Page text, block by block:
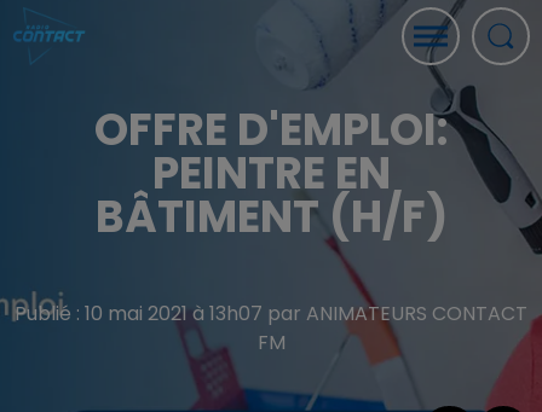
OFFRE D'EMPLOI:
PEINTRE EN
BÂTIMENT (H/F)
Publié : 10 mai 2021 à 13h07 par ANIMATEURS CONTACT
FM